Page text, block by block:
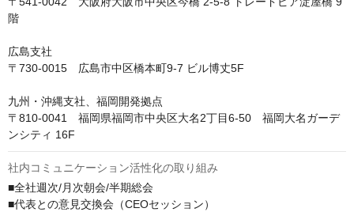
階
広島支社
〒730-0015　広島市中区橋本町9-7 ビル博丈5F
九州・沖縄支社、福岡開発拠点
〒810-0041　福岡県福岡市中央区大名2丁目6-50　福岡大名ガーデ
ンシティ 16F
社内コミュニケーション活性化の取り組み
■全社週次/月次朝会/半期総会
■代表との意見交換会（CEOセッション）